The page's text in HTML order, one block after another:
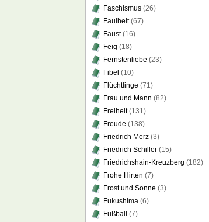
Faschismus (26)
Faulheit(67)
Faust(16)
Feig (18)
Fernstenliebe (23)
Fibel (10)
Flüchtlinge (71)
Frau und Mann (82)
Freiheit(131)
Freude (138)
Friedrich Merz (3)
Friedrich Schiller (15)
Friedrichshain-Kreuzberg (182)
Frohe Hirten (7)
Frost und Sonne (3)
Fukushima (6)
Fußball
(7)